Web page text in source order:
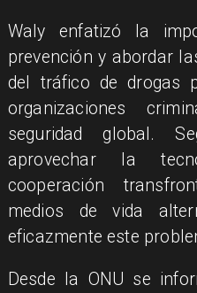
Waly enfatizó la
prevención y abordar
del tráfico de drogas
organizaciones
seguridad global.
aprovechar la
cooperación
medios de vida
eficazmente este
Desde la ONU se